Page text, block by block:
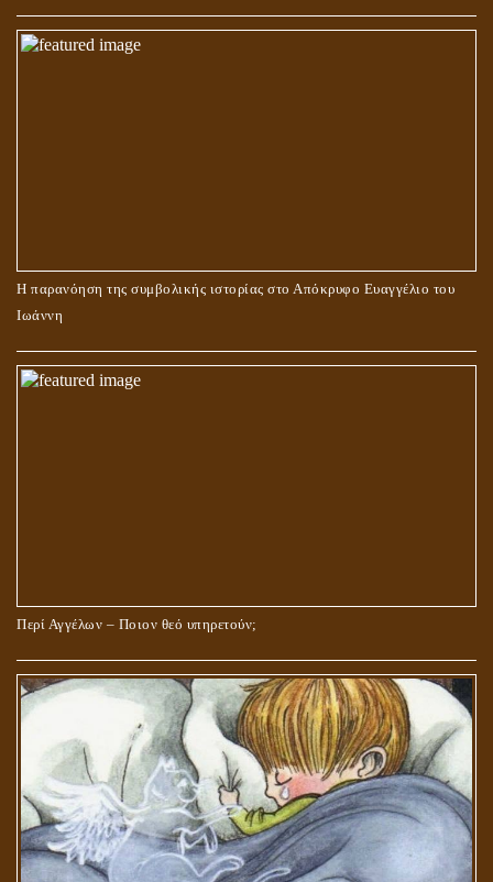
Η παρανόηση της συμβολικής ιστορίας στο Απόκρυφο Ευαγγέλιο του
Ιωάννη
Περί Αγγέλων – Ποιον θεό υπηρετούν;